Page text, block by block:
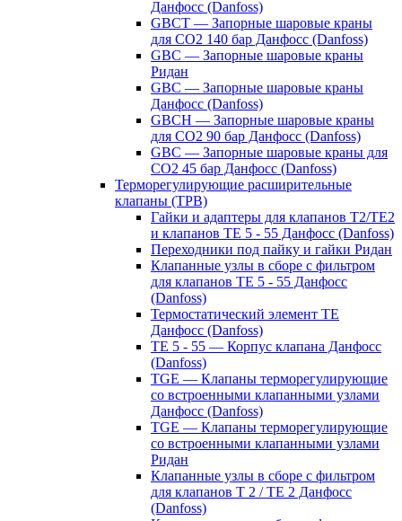
Данфосс (Danfoss)
GBCT — Запорные шаровые краны
для CO2 140 бар Данфосс (Danfoss)
GBC — Запорные шаровые краны
Ридан
GBC — Запорные шаровые краны
Данфосс (Danfoss)
GBCH — Запорные шаровые краны
для CO2 90 бар Данфосс (Danfoss)
GBC — Запорные шаровые краны для
CO2 45 бар Данфосс (Danfoss)
Терморегулирующие расширительные
клапаны (ТРВ)
Гайки и адаптеры для клапанов T2/TE2
и клапанов TE 5 - 55 Данфосс (Danfoss)
Переходники под пайку и гайки Ридан
Клапанные узлы в сборе с фильтром
для клапанов TE 5 - 55 Данфосс
(Danfoss)
Термостатический элемент TE
Данфосс (Danfoss)
TE 5 - 55 — Корпус клапана Данфосс
(Danfoss)
TGE — Клапаны терморегулирующие
со встроенными клапанными узлами
Данфосс (Danfoss)
TGE — Клапаны терморегулирующие
со встроенными клапанными узлами
Ридан
Клапанные узлы в сборе с фильтром
для клапанов T 2 / TE 2 Данфосс
(Danfoss)